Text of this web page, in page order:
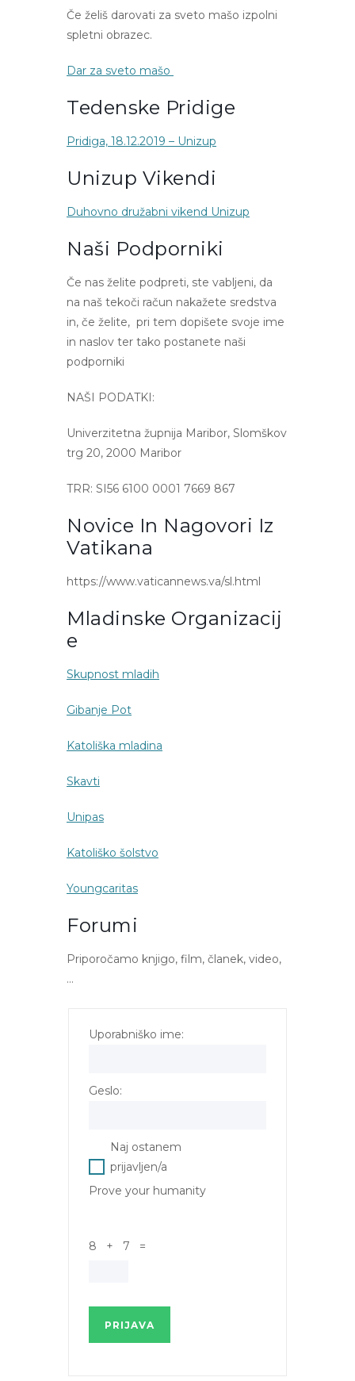
Če želiš darovati za sveto mašo izpolni
spletni obrazec.
Dar za sveto mašo
Tedenske Pridige
Pridiga, 18.12.2019 – Unizup
Unizup Vikendi
Duhovno družabni vikend Unizup
Naši Podporniki
Če nas želite podpreti, ste vabljeni, da
na naš tekoči račun nakažete sredstva
in, če želite, pri tem dopišete svoje ime
in naslov ter tako postanete naši
podporniki
NAŠI PODATKI:
Univerzitetna župnija Maribor, Slomškov
trg 20, 2000 Maribor
TRR: SI56 6100 0001 7669 867
Novice In Nagovori Iz
Vatikana
https://www.vaticannews.va/sl.html
Mladinske Organizacij
E
Skupnost mladih
Gibanje Pot
Katoliška mladina
Skavti
Unipas
Katoliško šolstvo
Youngcaritas
Forumi
Priporočamo knjigo, film, članek, video,
…
Uporabniško ime:
Geslo:
Naj ostanem
prijavljen/a
Prove your humanity
8 + 7 =
PRIJAVA